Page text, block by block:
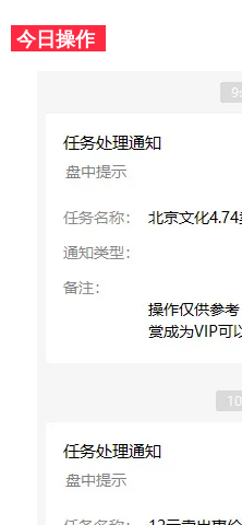
今日操作